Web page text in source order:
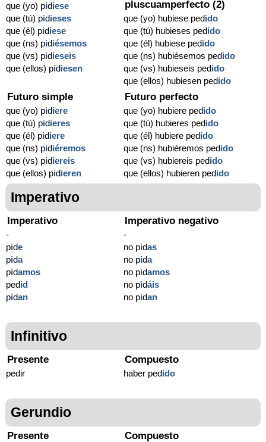
que (yo) pidiese
que (tú) pidieses
que (él) pidiese
que (ns) pidiésemos
que (vs) pidieseis
que (ellos) pidiesen
pluscuamperfecto (2)
que (yo) hubiese pedido
que (tú) hubieses pedido
que (él) hubiese pedido
que (ns) hubiésemos pedido
que (vs) hubieseis pedido
que (ellos) hubiesen pedido
Futuro simple
que (yo) pidiere
que (tú) pidieres
que (él) pidiere
que (ns) pidiéremos
que (vs) pidiereis
que (ellos) pidieren
Futuro perfecto
que (yo) hubiere pedido
que (tú) hubieres pedido
que (él) hubiere pedido
que (ns) hubiéremos pedido
que (vs) hubiereis pedido
que (ellos) hubieren pedido
Imperativo
Imperativo
-
pide
pida
pidamos
pedid
pidan
Imperativo negativo
-
no pidas
no pida
no pidamos
no pidáis
no pidan
Infinitivo
Presente
pedir
Compuesto
haber pedido
Gerundio
Presente Compuesto